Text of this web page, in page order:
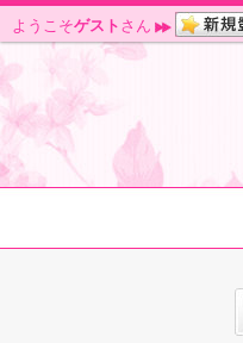
ようこそゲスト さん